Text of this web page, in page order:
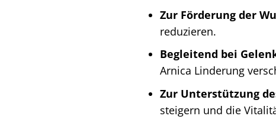
Zur Förderung der
reduzieren.
Begleitend bei
Arnica Linderung
Zur Unterstützung
steigern und die